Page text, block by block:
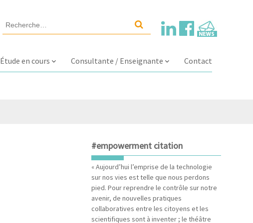
Étude en cours Consultante / Enseignante Contact
#empowerment citation
« Aujourd’hui l’emprise de la technologie
sur nos vies est telle que nous perdons
pied. Pour reprendre le contrôle sur notre
avenir, de nouvelles pratiques
collaboratives entre les citoyens et les
scientifiques sont à inventer ; le théâtre